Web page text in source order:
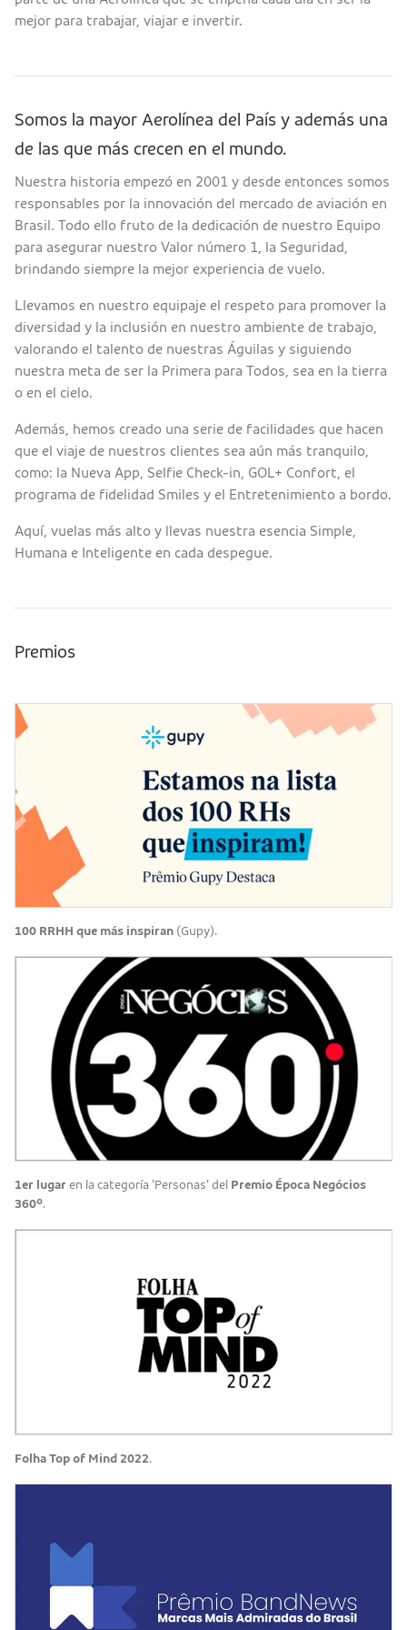
mejor para trabajar, viajar e invertir.
Somos la mayor Aerolínea del País y además una
de las que más crecen en el mundo.
Nuestra historia empezó en 2001 y desde entonces somos
responsables por la innovación del mercado de aviación en
Brasil. Todo ello fruto de la dedicación de nuestro Equipo
para asegurar nuestro Valor número 1, la Seguridad,
brindando siempre la mejor experiencia de vuelo.
Llevamos en nuestro equipaje el respeto para promover la
diversidad y la inclusión en nuestro ambiente de trabajo,
valorando el talento de nuestras Águilas y siguiendo
nuestra meta de ser la Primera para Todos, sea en la tierra
o en el cielo.
Además, hemos creado una serie de facilidades que hacen
que el viaje de nuestros clientes sea aún más tranquilo,
como: la Nueva App, Selfie Check-in, GOL+ Confort, el
programa de fidelidad Smiles y el Entretenimiento a bordo.
Aquí, vuelas más alto y llevas nuestra esencia Simple,
Humana e Inteligente en cada despegue.
Premios
100 RRHH que más inspiran (Gupy).
1er lugar en la categoría 'Personas' del
Premio Época Negócios
360º.
Folha Top of Mind 2022.